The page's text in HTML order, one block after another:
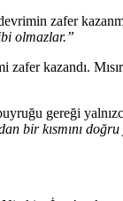
zafer
olmazlar.”
kazandı.
gereği
bir kısmını